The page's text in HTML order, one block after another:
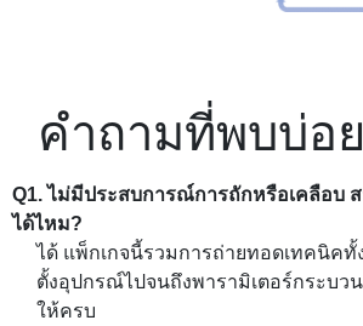
คำถามที่พบบ่อ
Q1. ไม่มีประสบการณ์การถักหรือเคลือบ
ได้ไหม?
ได้ แพ็กเกจนี้รวมการถ่ายทอดเทคนิค
ตั้งอุปกรณ์ไปจนถึงพารามิเตอร์กระบวน
ให้ครบ